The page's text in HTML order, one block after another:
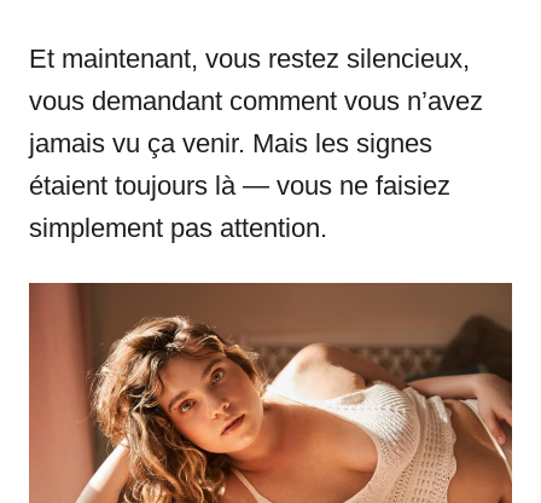
Et maintenant, vous restez silencieux,
vous demandant comment vous n’avez
jamais vu ça venir. Mais les signes
étaient toujours là — vous ne faisiez
simplement pas attention.